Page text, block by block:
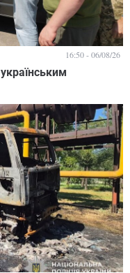
16:50 - 06/08/26